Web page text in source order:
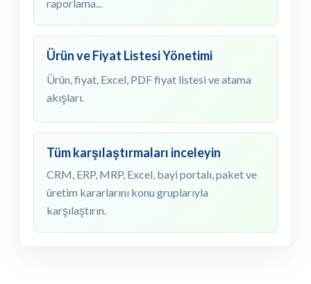
raporlama...
Ürün ve Fiyat Listesi Yönetimi
Ürün, fiyat, Excel, PDF fiyat listesi ve atama
akışları.
Tüm karşılaştırmaları inceleyin
CRM, ERP, MRP, Excel, bayi portalı, paket ve
üretim kararlarını konu gruplarıyla
karşılaştırın.